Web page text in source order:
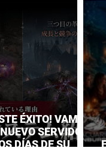
ÉXITO! VAMPIR
SERVIDOR
DÍAS DE SU